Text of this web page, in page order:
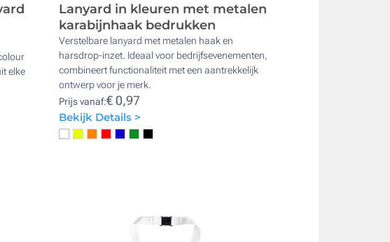
elke
Lanyard in kleuren met metalen
karabijnhaak bedrukken
Verstelbare lanyard met metalen haak en
harsdrop-inzet. Ideaal voor bedrijfsevenementen,
combineert functionaliteit met een aantrekkelijk
ontwerp voor je merk.
Prijs vanaf:€ 0,97
Bekijk Details >